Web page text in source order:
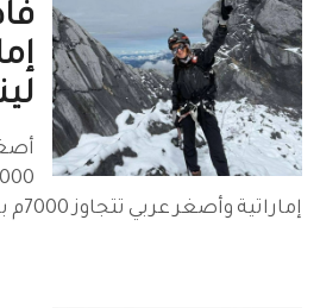
إماراتية وأصغر عربي تتجاوز 7000م بصعود قمة لينين دون..